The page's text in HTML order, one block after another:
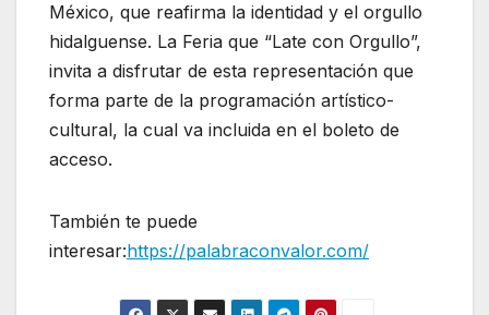
México, que reafirma la identidad y el orgullo
hidalguense. La Feria que “Late con Orgullo”,
invita a disfrutar de esta representación que
forma parte de la programación artístico-
cultural, la cual va incluida en el boleto de
acceso.
También te puede
interesar:https://palabraconvalor.com/